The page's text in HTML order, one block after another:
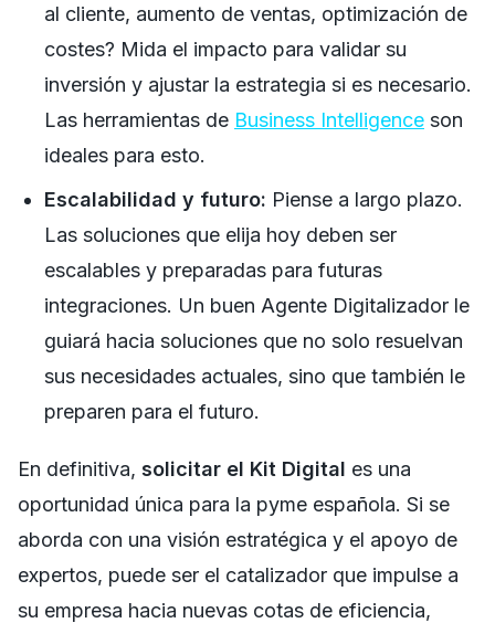
al cliente, aumento de ventas, optimización de
costes? Mida el impacto para validar su
inversión y ajustar la estrategia si es necesario.
Las herramientas de Business Intelligence son
ideales para esto.
Escalabilidad y futuro: Piense a largo plazo.
Las soluciones que elija hoy deben ser
escalables y preparadas para futuras
integraciones. Un buen Agente Digitalizador le
guiará hacia soluciones que no solo resuelvan
sus necesidades actuales, sino que también le
preparen para el futuro.
En definitiva, solicitar el Kit Digital es una
oportunidad única para la pyme española. Si se
aborda con una visión estratégica y el apoyo de
expertos, puede ser el catalizador que impulse a
su empresa hacia nuevas cotas de eficiencia,